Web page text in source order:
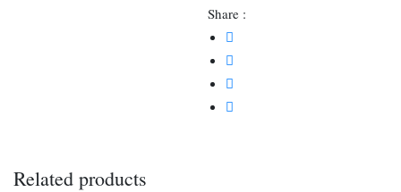
Share :
Related products